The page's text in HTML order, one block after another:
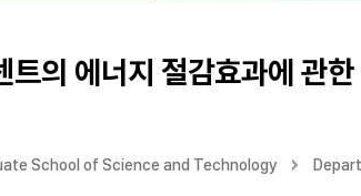
트의 에너지 절감효과에 관
School of Science and Technology